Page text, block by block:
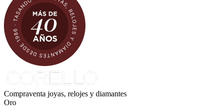
Compraventa joyas, relojes y diamantes
Oro